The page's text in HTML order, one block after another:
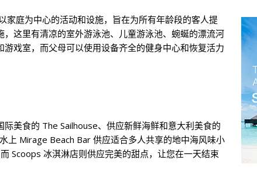
家庭为中心的活动和设施，旨在为所有年龄段的客人提
这里有清凉的室外游泳池、儿童游泳池、蜿蜒的漂流河
戏室，而父母可以使用设备齐全的健身中心和恢复活力
美食的 The Sailhouse、供应新鲜海鲜和意大利美食的
上 Mirage Beach Bar 供应适合多人共享的地中海风味小
Scoops 冰淇淋店则供应完美的甜点，让您在一天结束